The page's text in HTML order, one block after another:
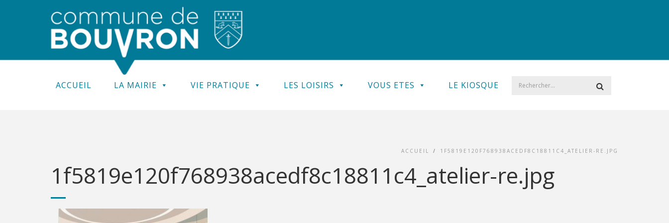
ACCUEIL LA MAIRIE VIE PRATIQUE LES LOISIRS VOUS ETES LE KIOSQUE
ACCUEIL / 1F5819E120F768938ACEDF8C18811C4_ATELIER-RE.JPG
1f5819e120f768938acedf8c18811c4_atelier-re.jpg